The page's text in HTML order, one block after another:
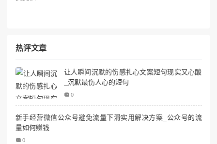
热评文章
让人瞬间沉默的伤感扎心文案短句现实又心酸
_沉默最伤人心的短句
0
新手经营微信公众号避免流量下滑实用解决方案_公众号的流
量如何赚钱
0